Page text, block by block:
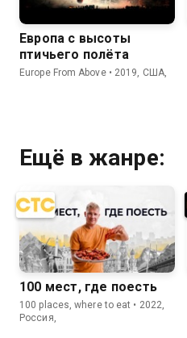
Европа с высоты
птичьего полёта
Europe From Above • 2019, США,
Ещё в жанре:
100 мест, где поесть
100 places, where to eat • 2022,
Россия,